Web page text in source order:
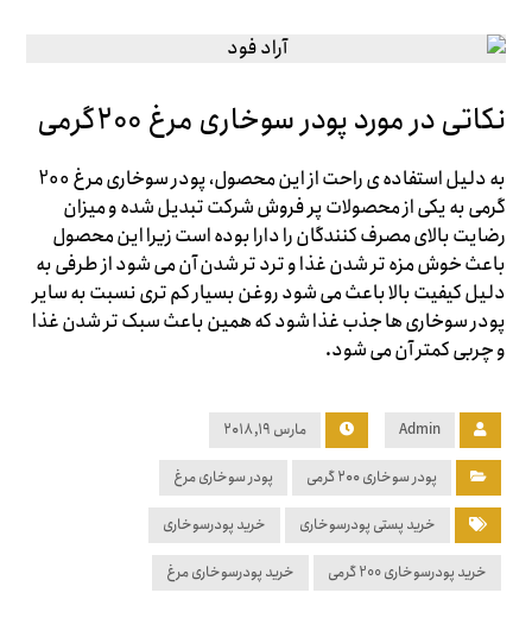
نکاتی در مورد پودر سوخاری مرغ 200گرمی
به دلیل استفاده ی راحت از این محصول، پودر سوخاری مرغ 200
گرمی به یکی از محصولات پر فروش شرکت تبدیل شده و میزان
رضایت بالای مصرف کنندگان را دارا بوده است زیرا این محصول
باعث خوش مزه تر شدن غذا و ترد تر شدن آن می شود از طرفی به
دلیل کیفیت بالا باعث می شود روغن بسیار کم تری نسبت به سایر
پودر سوخاری ها جذب غذا شود که همین باعث سبک تر شدن غذا
و چربی کمتر آن می شود.
Admin مارس ۱۹, ۲۰۱۸
پودر سوخاری ۲۰۰ گرمی پودر سوخاری مرغ
خرید پستی پودرسوخاری خرید پودرسوخاری
خرید پودرسوخاری 200 گرمی خرید پودرسوخاری مرغ